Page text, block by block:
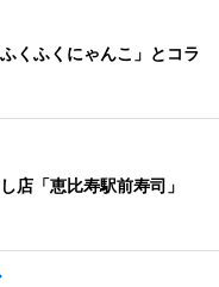
くふくにゃんこ」とコラ
店「恵比寿駅前寿司」